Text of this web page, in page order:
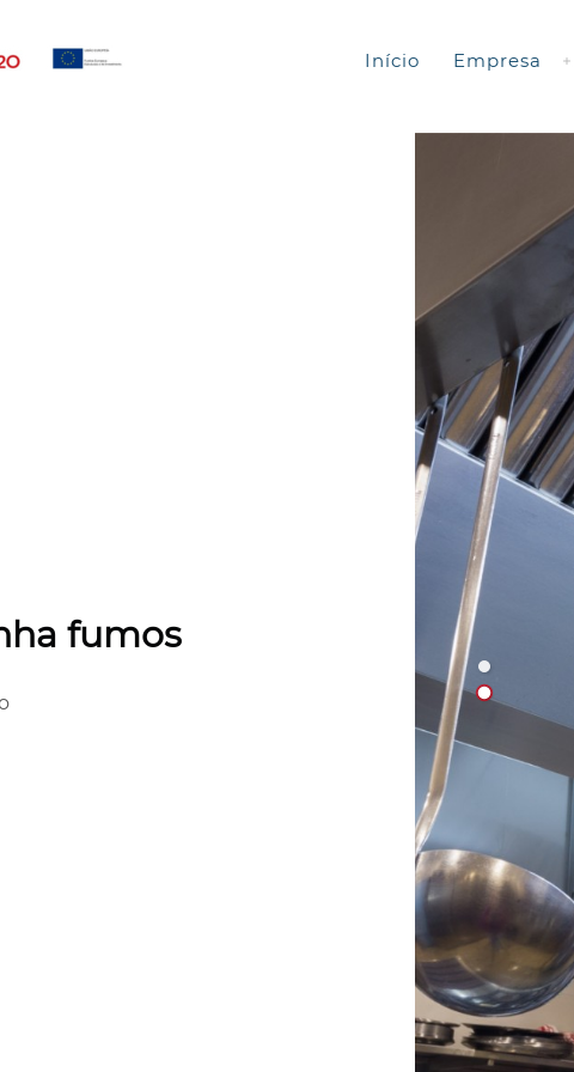
Início Empresa
fumos